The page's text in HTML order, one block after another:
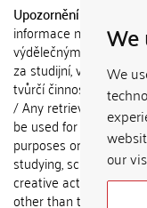
We
We
our
Upozornění / Notice:
informace nemohou
výdělečným účelům
za studijní, vědeckou
tvůrčí činnost jiné
/ Any retrieved
be used for any
purposes or claimed
studying, scientific or
creative activities of
other than the author.